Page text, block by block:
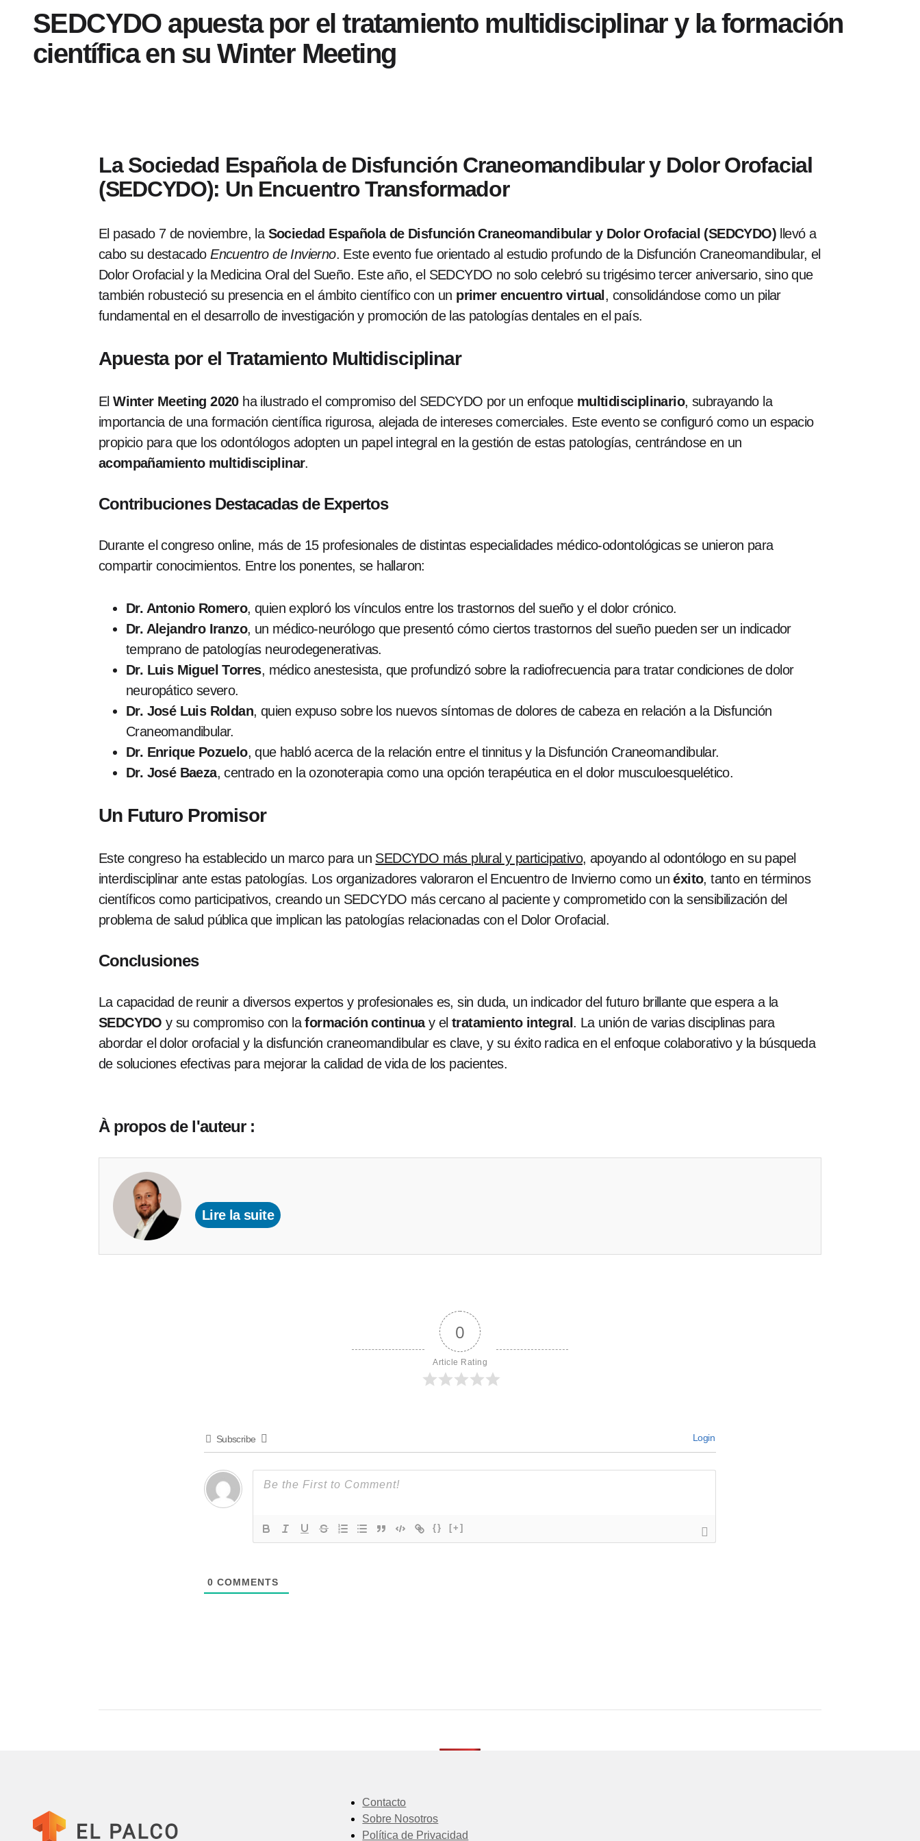
SEDCYDO apuesta por el tratamiento multidisciplinar y la formación
científica en su Winter Meeting
La Sociedad Española de Disfunción Craneomandibular y Dolor Orofacial
(SEDCYDO): Un Encuentro Transformador
El pasado 7 de noviembre, la Sociedad Española de Disfunción Craneomandibular y Dolor Orofacial (SEDCYDO) llevó a
cabo su destacadoEncuentro de Invierno. Este evento fue orientado al estudio profundo de la Disfunción Craneomandibular, el
Dolor Orofacial y la Medicina Oral del Sueño. Este año, el SEDCYDO no solo celebró su trigésimo tercer aniversario, sino que
también robusteció su presencia en el ámbito científico con un primer encuentro virtual , consolidándose como un pilar
fundamental en el desarrollo de investigación y promoción de las patologías dentales en el país.
Apuesta por el Tratamiento Multidisciplinar
ElWinter Meeting 2020ha ilustrado el compromiso del SEDCYDO por un enfoque multidisciplinario, subrayando la
importancia de una formación científica rigurosa, alejada de intereses comerciales. Este evento se configuró como un espacio
propicio para que los odontólogos adopten un papel integral en la gestión de estas patologías, centrándose en un
acompañamiento multidisciplinar.
Contribuciones Destacadas de Expertos
Durante el congreso online, más de 15 profesionales de distintas especialidades médico-odontológicas se unieron para
compartir conocimientos. Entre los ponentes, se hallaron:
Dr. Antonio Romero, quien exploró los vínculos entre los trastornos del sueño y el dolor crónico.
Dr. Alejandro Iranzo, un médico-neurólogo que presentó cómo ciertos trastornos del sueño pueden ser un indicador
temprano de patologías neurodegenerativas.
Dr. Luis Miguel Torres, médico anestesista, que profundizó sobre la radiofrecuencia para tratar condiciones de dolor
neuropático severo.
Dr. José Luis Roldan, quien expuso sobre los nuevos síntomas de dolores de cabeza en relación a la Disfunción
Craneomandibular.
Dr. Enrique Pozuelo, que habló acerca de la relación entre el tinnitus y la Disfunción Craneomandibular.
Dr. José Baeza, centrado en la ozonoterapia como una opción terapéutica en el dolor musculoesquelético.
Un Futuro Promisor
Este congreso ha establecido un marco para un SEDCYDO más plural y participativo, apoyando al odontólogo en su papel
interdisciplinar ante estas patologías. Los organizadores valoraron el Encuentro de Invierno como unéxito, tanto en términos
científicos como participativos, creando un SEDCYDO más cercano al paciente y comprometido con la sensibilización del
problema de salud pública que implican las patologías relacionadas con el Dolor Orofacial.
Conclusiones
La capacidad de reunir a diversos expertos y profesionales es, sin duda, un indicador del futuro brillante que espera a la
SEDCYDO y su compromiso con laformación continuay eltratamiento integral . La unión de varias disciplinas para
abordar el dolor orofacial y la disfunción craneomandibular es clave, y su éxito radica en el enfoque colaborativo y la búsqueda
de soluciones efectivas para mejorar la calidad de vida de los pacientes.
À propos de l'auteur :
Lire la suite
0
Article Rating
Subscribe Login
{} [+]
0 COMMENTS
Contacto
Sobre Nosotros
Política de Privacidad